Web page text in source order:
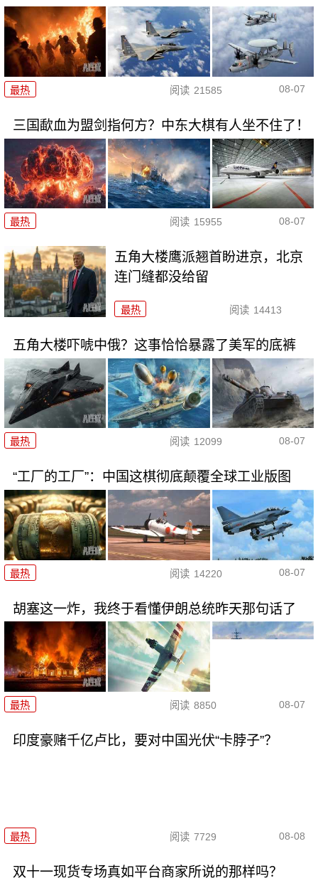
最热 阅读 21585 08-07
三国歃血为盟剑指何方？中东大棋有人坐不住了！
最热 阅读 15955 08-07
五角大楼鹰派翘首盼进京，北京
连门缝都没给留
最热 阅读 14413
五角大楼吓唬中俄？这事恰恰暴露了美军的底裤
最热 阅读 12099 08-07
“工厂的工厂”：中国这棋彻底颠覆全球工业版图
最热 阅读 14220 08-07
胡塞这一炸，我终于看懂伊朗总统昨天那句话了
最热 阅读 8850 08-07
印度豪赌千亿卢比，要对中国光伏“卡脖子”？
最热 阅读 7729 08-08
双十一现货专场真如平台商家所说的那样吗？